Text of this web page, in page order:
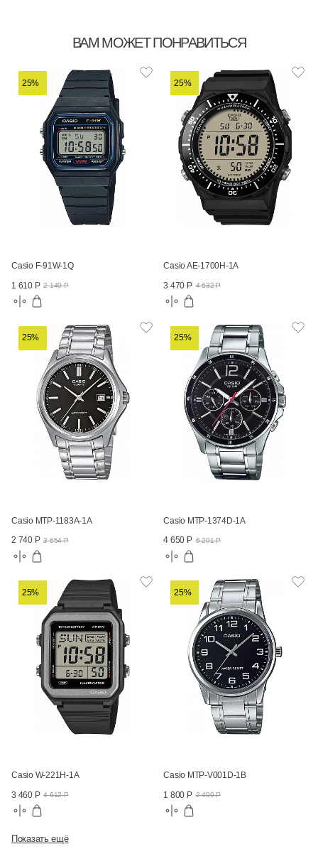
ВАМ МОЖЕТ ПОНРАВИТЬСЯ
25%
Casio F-91W-1Q
1 610 Р 2 140 Р
25%
Casio AE-1700H-1A
3 470 Р 4 632 Р
25%
Casio MTP-1183A-1A
2 740 Р 3 654 Р
25%
Casio MTP-1374D-1A
4 650 Р 6 201 Р
25%
Casio W-221H-1A
3 460 Р 4 612 Р
25%
Casio MTP-V001D-1B
1 800 Р 2 400 Р
Показать ещё